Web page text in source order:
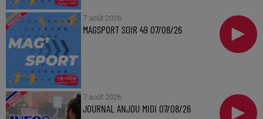
7 août 2026
MAGSPORT SOIR 49 07/08/26
7 août 2026
JOURNAL ANJOU MIDI 07/08/26